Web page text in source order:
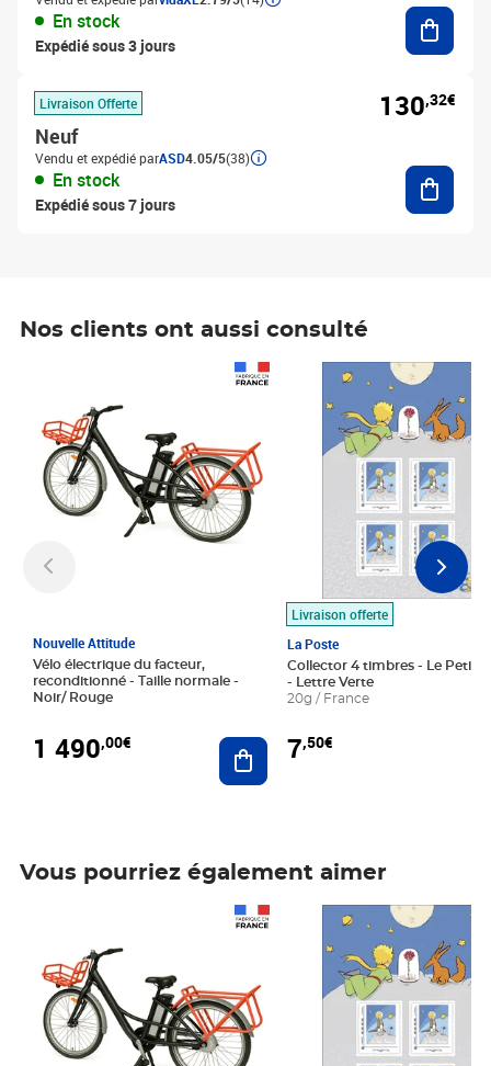
En stock
Expédié sous 3 jours
Livraison Offerte
Neuf
Vendu et expédié parASD4.05/5(38)
En stock
Expédié sous 7 jours
130,32€
Nos clients ont aussi consulté
Nouvelle Attitude
Vélo électrique du facteur,
reconditionné - Taille normale -
Noir/ Rouge
1 490,00€ Ajouter au panier
Livraison offerte
La Poste
Collector 4 timbres - Le Petit
- Lettre Verte
20g / France
7,50€
Prix 7,50€
Vous pourriez également aimer
Prix 7,50€